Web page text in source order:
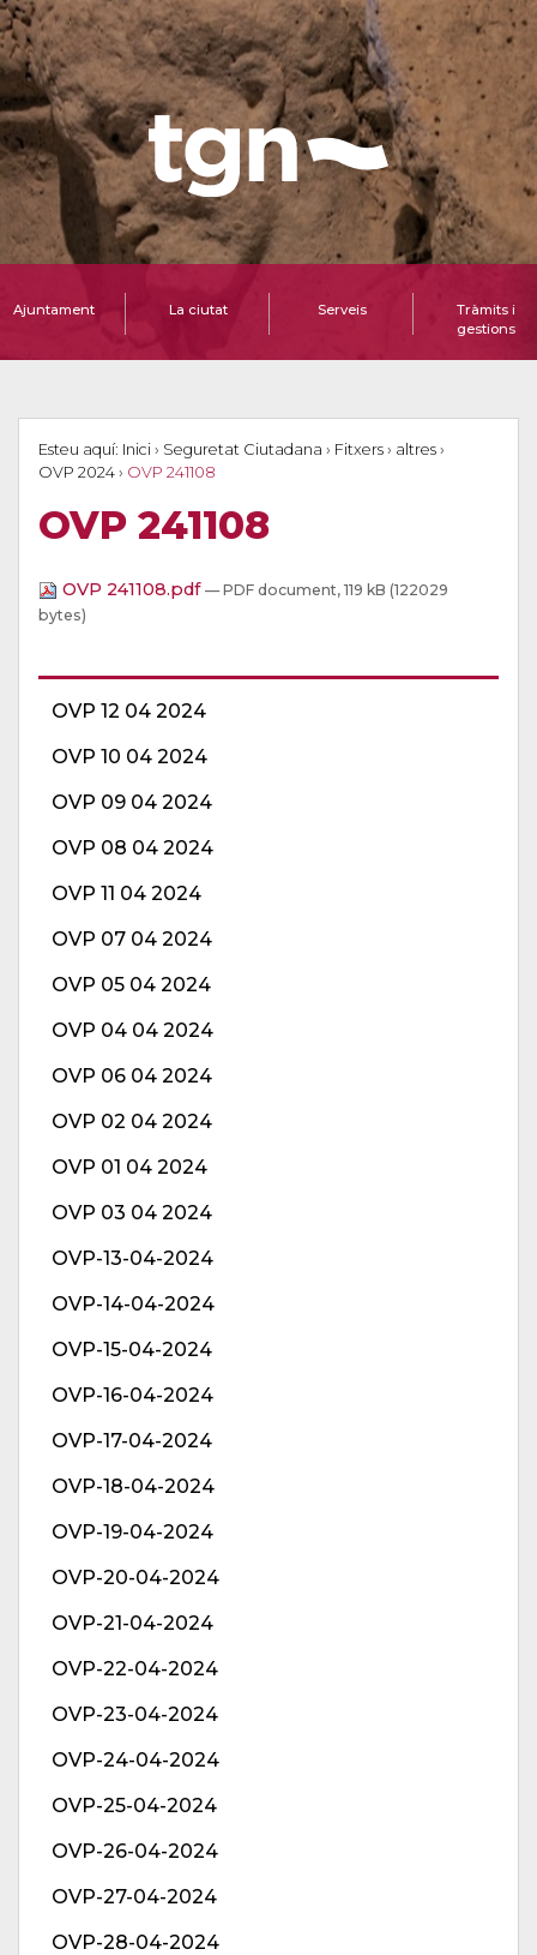
Ajuntament La ciutat Serveis
Tràmits i
gestions
Esteu aquí: Inici › Seguretat Ciutadana › Fitxers › altres ›
OVP 2024 › OVP 241108
OVP 241108
OVP 12 04 2024
OVP 10 04 2024
OVP 09 04 2024
OVP 08 04 2024
OVP 11 04 2024
OVP 07 04 2024
OVP 05 04 2024
OVP 04 04 2024
OVP 06 04 2024
OVP 02 04 2024
OVP 01 04 2024
OVP 03 04 2024
OVP-13-04-2024
OVP-14-04-2024
OVP-15-04-2024
OVP-16-04-2024
OVP-17-04-2024
OVP-18-04-2024
OVP-19-04-2024
OVP-20-04-2024
OVP-21-04-2024
OVP-22-04-2024
OVP-23-04-2024
OVP-24-04-2024
OVP-25-04-2024
OVP-26-04-2024
OVP-27-04-2024
OVP-28-04-2024
OVP 241108.pdf — PDF document, 119 kB (122029
bytes)